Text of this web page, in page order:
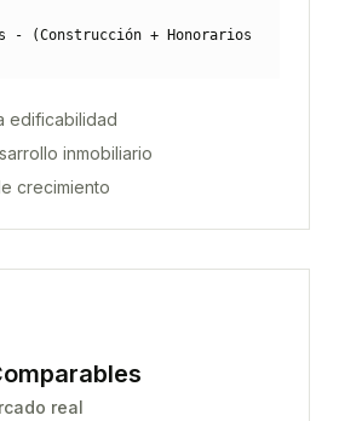
- (Construcción + Honorarios
edificabilidad
inmobiliario
crecimiento
real